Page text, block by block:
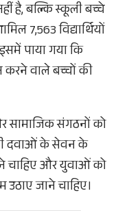
है, बल्कि स्कूली बच्चे
7,563 विद्यार्थियों
पाया गया कि
करने वाले बच्चों की
सामाजिक संगठनों को
दवाओं के सेवन के
चाहिए और युवाओं को
जाने चाहिए।